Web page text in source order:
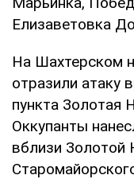
Елизаветовка
На Шахтерском
отразили атаку
пункта Золотая
Оккупанты
вблизи Золотой